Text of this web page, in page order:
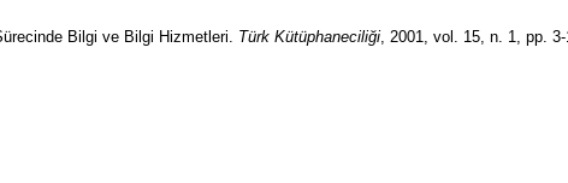
Bilgi ve Bilgi Hizmetleri. Türk Kütüphaneciliği , 2001, vol. 15, n. 1, pp. 3-